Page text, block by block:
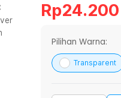
20:00), Tutup pada Idul Fitri
(08:00 - 17:00) Selengkapnya
Rp24.200
Pilihan Warna:
Transparent